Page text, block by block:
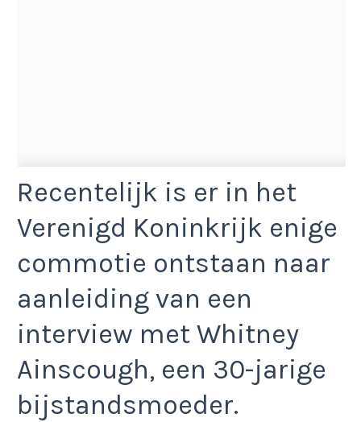
Recentelijk is er in het
Verenigd Koninkrijk enige
commotie ontstaan naar
aanleiding van een
interview met Whitney
Ainscough, een 30-jarige
bijstandsmoeder.